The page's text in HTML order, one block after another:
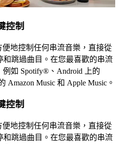
控制
便地控制任何串流音樂，直接從
跳過曲目。在您最喜歡的串流
如 Spotify®、Android 上的
Amazon Music 和 Apple Music。
控制
便地控制任何串流音樂，直接從
跳過曲目。在您最喜歡的串流